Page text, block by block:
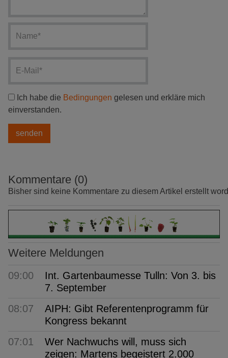
Ich habe die Bedingungen gelesen und erkläre mich
einverstanden.
Kommentare (0)
Bisher sind keine Kommentare zu diesem Artikel erstellt
Weitere Meldungen
09:00
Int. Gartenbaumesse Tulln: Von 3. bis
7. September
08:07
AIPH: Gibt Referentenprogramm für
Kongress bekannt
07:01
Wer Nachwuchs will, muss sich
zeigen: Martens begeistert 2.000